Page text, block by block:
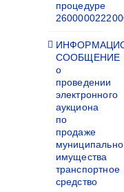
процедуре
СООБЩЕНИЕ
о
проведении
электронного
аукциона
по
продаже
имущества
транспортное
средство